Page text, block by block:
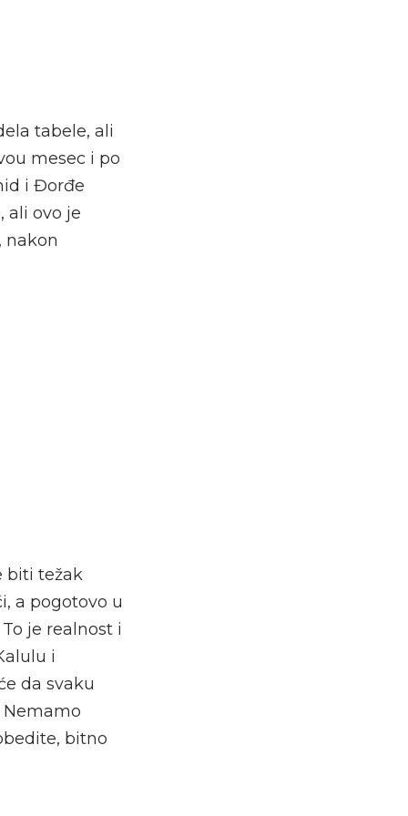
tabele, ali
mesec i po
i Đorđe
ali ovo je
nakon
biti težak
a pogotovo u
je realnost i
i
da svaku
bitno